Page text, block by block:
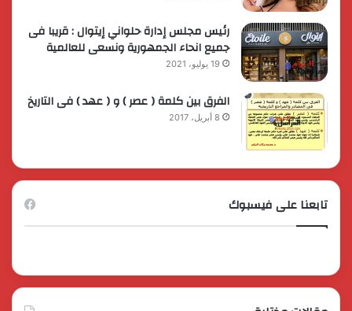
رئيس مجلس إدارة حلواني إيتوال : قريبا فى
جميع انحاء الجمهورية ونسعى للعالمية
19 يوليو، 2021
الفرق بين كلمة ( عصر ) و ( عهد ) فى التاريخ
8 أبريل، 2017
تابعنا على فيسبوك